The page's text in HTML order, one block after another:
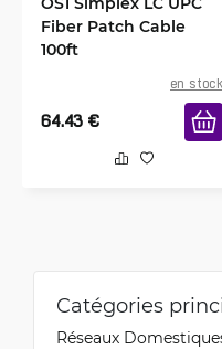
Fiber Patch Cable
100ft
en stock
64.43 €
Catégories
Réseaux